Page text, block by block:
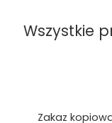
Wszystkie
Zakaz